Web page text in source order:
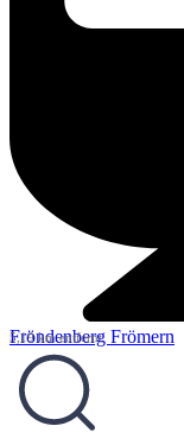
Fröndenberg Frömern
5,19 km entfernt